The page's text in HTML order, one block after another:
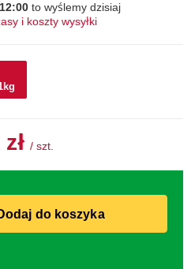
12:00 to wyślemy dzisiaj
i koszty wysyłki
/ szt.
do koszyka